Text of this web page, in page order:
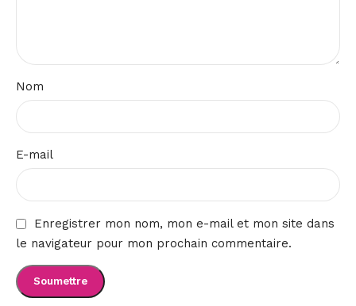
Nom
E-mail
Enregistrer mon nom, mon e-mail et mon site dans
le navigateur pour mon prochain commentaire.